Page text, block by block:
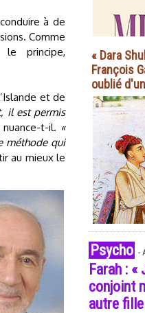
à de
Comme
le principe,
et de
il est permis
nuance-t-il. «
méthode qui
au mieux le
« Dara
François
oublié
Psycho -
Farah :
conjoint
autre